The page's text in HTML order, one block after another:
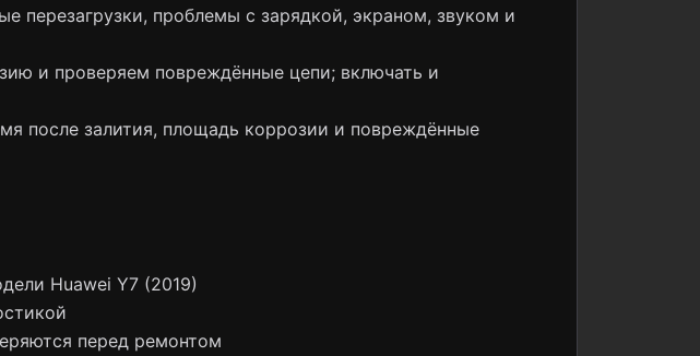
перезагрузки, проблемы с зарядкой, экраном, звуком и
и проверяем повреждённые цепи; включать и
после залития, площадь коррозии и повреждённые
Huawei Y7 (2019)
перед ремонтом